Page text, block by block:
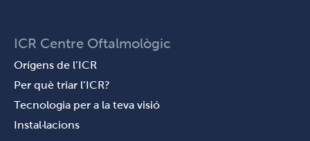
ICR Centre Oftalmològic
Orígens de l’ICR
Per què triar l’ICR?
Tecnologia per a la teva visió
Instal·lacions